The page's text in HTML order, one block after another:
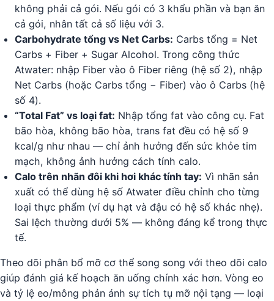
không phải cả gói. Nếu gói có 3 khẩu phần và bạn ăn
cả gói, nhân tất cả số liệu với 3.
Carbohydrate tổng vs Net Carbs: Carbs tổng = Net
Carbs + Fiber + Sugar Alcohol. Trong công thức
Atwater: nhập Fiber vào ô Fiber riêng (hệ số 2), nhập
Net Carbs (hoặc Carbs tổng − Fiber) vào ô Carbs (hệ
số 4).
“Total Fat” vs loại fat: Nhập tổng fat vào công cụ. Fat
bão hòa, không bão hòa, trans fat đều có hệ số 9
kcal/g như nhau — chỉ ảnh hưởng đến sức khỏe tim
mạch, không ảnh hưởng cách tính calo.
Calo trên nhãn đôi khi hơi khác tính tay: Vì nhãn sản
xuất có thể dùng hệ số Atwater điều chỉnh cho từng
loại thực phẩm (ví dụ hạt và đậu có hệ số khác nhẹ).
Sai lệch thường dưới 5% — không đáng kể trong thực
tế.
Theo dõi phân bổ mỡ cơ thể song song với theo dõi calo
giúp đánh giá kế hoạch ăn uống chính xác hơn. Vòng eo
và tỷ lệ eo/mông phản ánh sự tích tụ mỡ nội tạng — loại